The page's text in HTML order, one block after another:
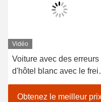
Vidéo
Voiture avec des erreurs
d'hôtel blanc avec le
électromagnétique de
moteur de marque de
Obtenez le meilleur